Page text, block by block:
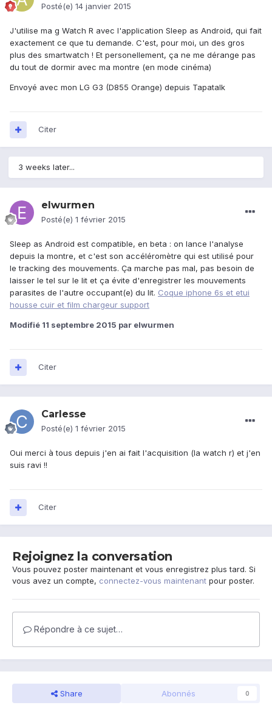
Posté(e) 14 janvier 2015
J'utilise ma g Watch R avec l'application Sleep as Android, qui fait
exactement ce que tu demande. C'est, pour moi, un des gros
plus des smartwatch ! Et personellement, ça ne me dérange pas
du tout de dormir avec ma montre (en mode cinéma)
Envoyé avec mon LG G3 (D855 Orange) depuis Tapatalk
Citer
3 weeks later...
elwurmen
Posté(e) 1 février 2015
Sleep as Android est compatible, en beta : on lance l'analyse
depuis la montre, et c'est son accéléromètre qui est utilisé pour
le tracking des mouvements. Ça marche pas mal, pas besoin de
laisser le tel sur le lit et ça évite d'enregistrer les mouvements
parasites de l'autre occupant(e) du lit. Coque iphone 6s et etui
housse cuir et film chargeur support
Modifié 11 septembre 2015 par elwurmen
Citer
Carlesse
Posté(e) 1 février 2015
Oui merci à tous depuis j'en ai fait l'acquisition (la watch r) et j'en
suis ravi !!
Citer
Rejoignez la conversation
Vous pouvez poster maintenant et vous enregistrez plus tard. Si
vous avez un compte, connectez-vous maintenant pour poster.
Répondre à ce sujet…
Share Abonnés 0